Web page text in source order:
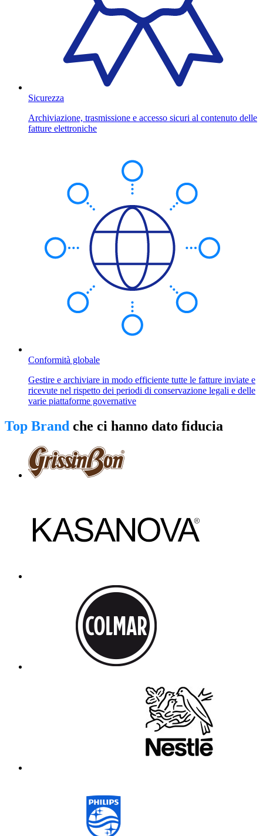
Sicurezza
Archiviazione, trasmissione e accesso sicuri al contenuto delle
fatture elettroniche
Conformità globale
Gestire e archiviare in modo efficiente tutte le fatture inviate e
ricevute nel rispetto dei periodi di conservazione legali e delle
varie piattaforme governative
Top Brand che ci hanno dato fiducia